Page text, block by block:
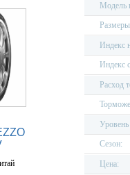
Модель
Индекс
Индекс
Расход
Сезон:
Цена: